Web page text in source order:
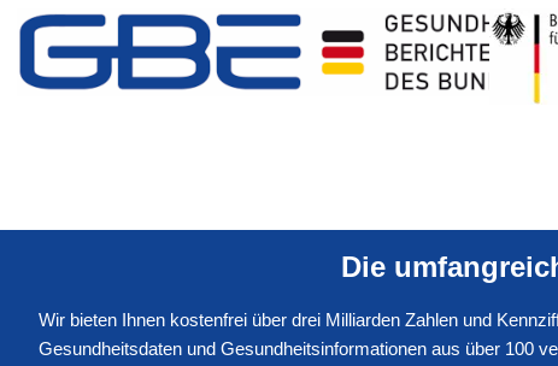
Die
Wir bieten Ihnen kostenfrei über drei Milliarden Zahlen und
Gesundheitsdaten und Gesundheitsinformationen aus über 100